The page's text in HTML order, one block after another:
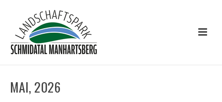
MAI, 2026